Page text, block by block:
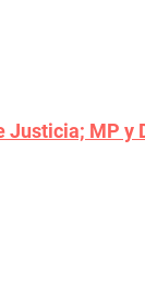
Justicia; MP y